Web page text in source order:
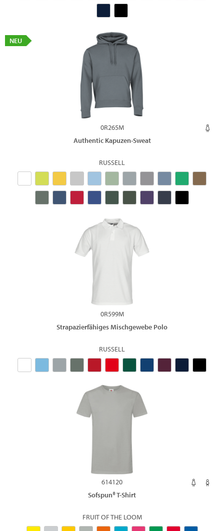
NEU
0R265M
Authentic Kapuzen-Sweat
RUSSELL
0R599M
Strapazierfähiges Mischgewebe Polo
RUSSELL
614120
Sofspun® T-Shirt
FRUIT OF THE LOOM